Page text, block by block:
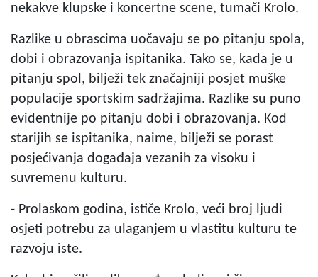
nekakve klupske i koncertne scene, tumači Krolo.
Razlike u obrascima uočavaju se po pitanju spola,
dobi i obrazovanja ispitanika. Tako se, kada je u
pitanju spol, bilježi tek značajniji posjet muške
populacije sportskim sadržajima. Razlike su puno
evidentnije po pitanju dobi i obrazovanja. Kod
starijih se ispitanika, naime, bilježi se porast
posjećivanja događaja vezanih za visoku i
suvremenu kulturu.
- Prolaskom godina, ističe Krolo, veći broj ljudi
osjeti potrebu za ulaganjem u vlastitu kulturu te
razvoju iste.